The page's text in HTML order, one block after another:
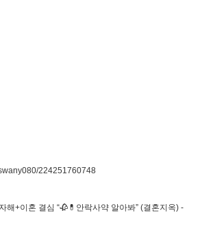
224251760748
해+이혼 결심 “🥀💊안락사약 알아봐” (결혼지옥) -